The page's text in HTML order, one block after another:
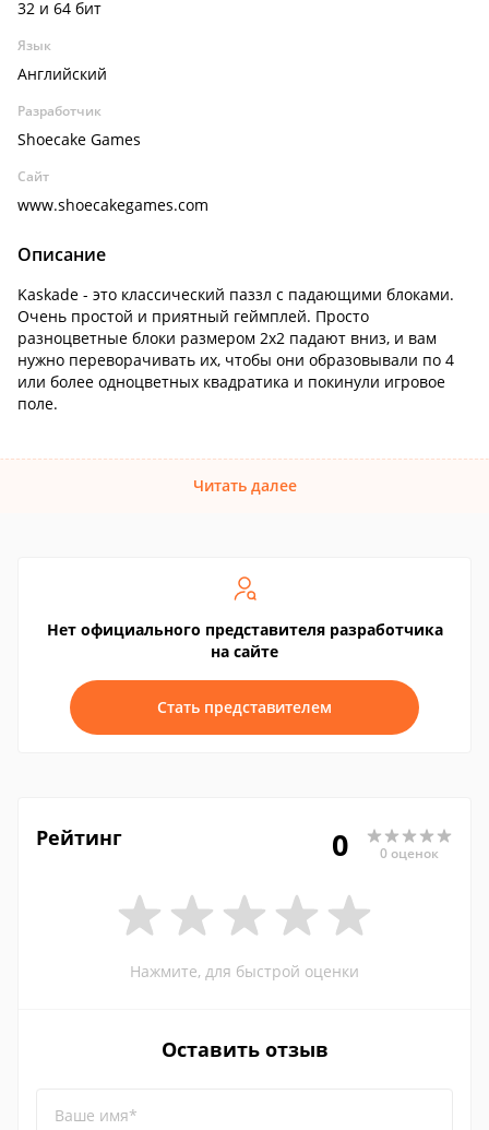
32 и 64 бит
Язык
Английский
Разработчик
Shoecake Games
Сайт
www.shoecakegames.com
Описание
Kaskade - это классический паззл с падающими блоками.
Очень простой и приятный геймплей. Просто
разноцветные блоки размером 2х2 падают вниз, и вам
нужно переворачивать их, чтобы они образовывали по 4
или более одноцветных квадратика и покинули игровое
поле.
Читать далее
Нет официального представителя разработчика
на сайте
Стать представителем
Рейтинг 0 0 оценок
Нажмите, для быстрой оценки
Оставить отзыв
Ваше имя*